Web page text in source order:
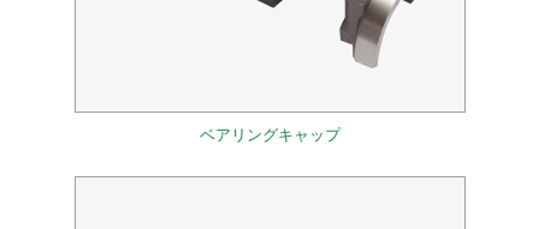
ベアリングキャップ